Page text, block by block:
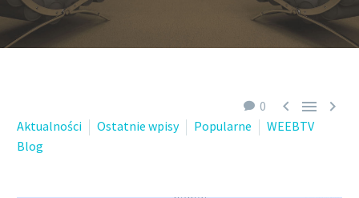
0   
Aktualności Ostatnie wpisy Popularne
WEEBTV
Blog